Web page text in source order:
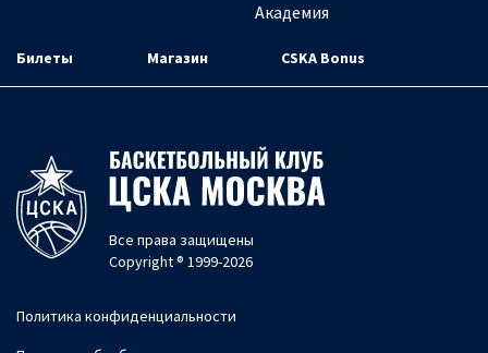
Академия
Билеты Магазин CSKA Bonus
Все права защищены
Copyright ® 1999-2026
Политика конфиденциальности